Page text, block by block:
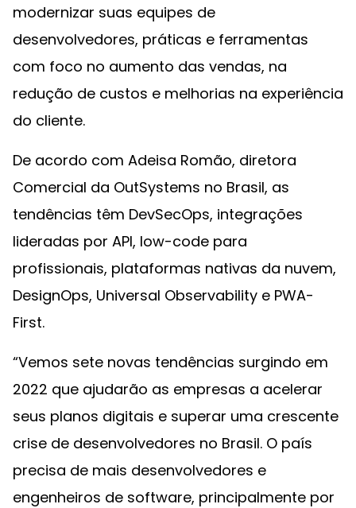
modernizar suas equipes de
desenvolvedores, práticas e ferramentas
com foco no aumento das vendas, na
redução de custos e melhorias na experiência
do cliente.
De acordo com Adeisa Romão, diretora
Comercial da OutSystems no Brasil, as
tendências têm DevSecOps, integrações
lideradas por API, low-code para
profissionais, plataformas nativas da nuvem,
DesignOps, Universal Observability e PWA-
First.
“Vemos sete novas tendências surgindo em
2022 que ajudarão as empresas a acelerar
seus planos digitais e superar uma crescente
crise de desenvolvedores no Brasil. O país
precisa de mais desenvolvedores e
engenheiros de software, principalmente por